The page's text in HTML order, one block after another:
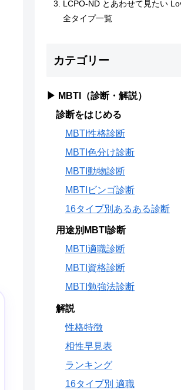
LCPO-ND とあわせて見たい
全タイプ一覧
カテゴリー
▶ MBTI（診断・解説）
診断をはじめる
MBTI性格診断
MBTI色分け診断
MBTI動物診断
MBTIビンゴ診断
16タイプ別あるある診断
用途別MBTI診断
MBTI適職診断
MBTI資格診断
MBTI勉強法診断
解説
性格特徴
相性早見表
ランキング
16タイプ別 適職